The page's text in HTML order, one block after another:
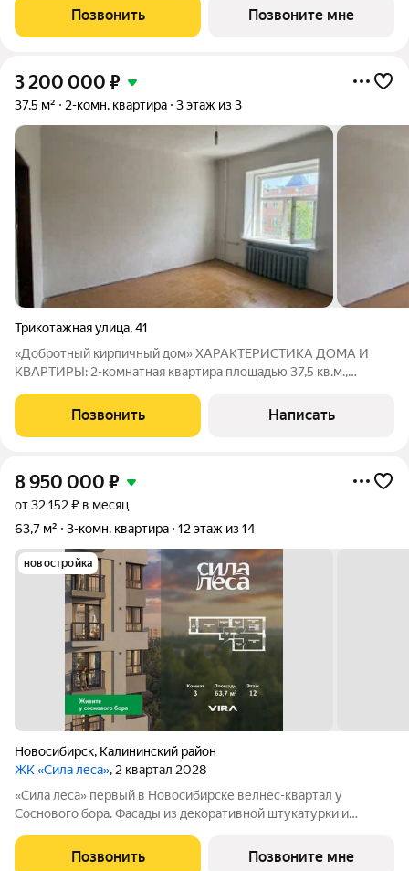
21.19 кв.м. Высота потолков 2.7 м. Квартира с кухней-гостиной
и двумя
Позвонить Позвоните мне
3 200 000 ₽
37,5 м² 2-комн. квартира 3 этаж из 3
Трикотажная улица,41
«Добротный кирпичный дом» ХАРАКТЕРИСТИКА ДОМА И
КВАРТИРЫ: 2-комнатная квартира площадью 37,5 кв.м.,
отсутствие шума с улицы Дом - 1950 г постройки: толстые
кирпичные стены (хорошая тепло- и
Позвонить Написать
8 950 000 ₽
от 32 152 ₽ в месяц
63,7 м²
3-комн. квартира 12 этаж из 14
новостройка
Новосибирск, Калининский район
ЖК «Сила леса», 2 квартал 2028
«Сила леса» первый в Новосибирске велнес-квартал у
Соснового бора. Фасады из декоративной штукатурки и
архитектуру с природой. Панорамное остекление и богатая
Позвонить Позвоните мне